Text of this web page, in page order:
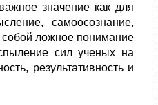
значение как для
самоосознание,
собой ложное понимание
сил ученых на
результативность и